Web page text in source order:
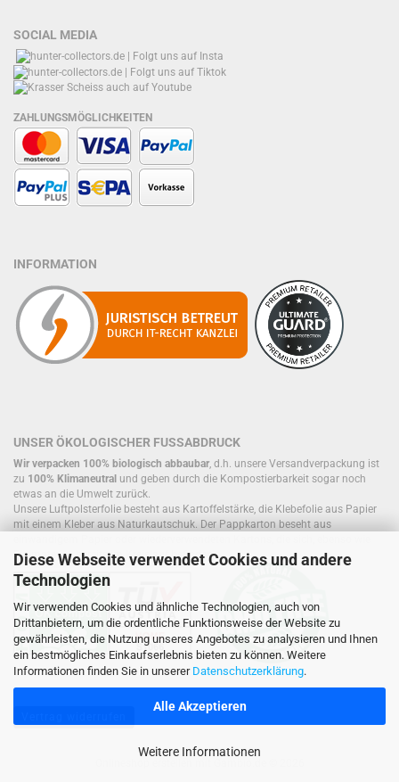
Diese Webseite verwendet Cookies und andere
Technologien
Wir verwenden Cookies und ähnliche Technologien, auch von
Drittanbietern, um die ordentliche Funktionsweise der Website zu
gewährleisten, die Nutzung unseres Angebotes zu analysieren und Ihnen
ein bestmögliches Einkaufserlebnis bieten zu können. Weitere
Informationen finden Sie in unserer Datenschutzerklärung.
Alle Akzeptieren
Weitere Informationen
SOCIAL MEDIA
ZAHLUNGSMÖGLICHKEITEN
INFORMATION
UNSER ÖKOLOGISCHER FUSSABDRUCK
Wir verpacken 100% biologisch abbaubar, d.h. unsere Versandverpackung ist
zu 100% Klimaneutral und geben durch die Kompostierbarkeit sogar noch
etwas an die Umwelt zurück.
Unsere Luftpolsterfolie besteht aus Kartoffelstärke, die Klebefolie aus Papier
mit einem Kleber aus Naturkautschuk. Der Pappkarton beseht aus
Füllmaterial, bereits im Kreislauf befinden.